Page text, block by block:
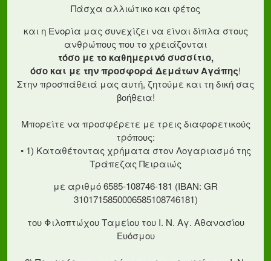
Πάσχα αλλιώτικο και φέτος
και η Ενορία μας συνεχίζει να είναι δίπλα στους
ανθρώπους που το χρειάζονται
τόσο με το καθημερινό συσσίτιο,
όσο και με την προσφορά Δεμάτων Αγάπης!
Στην προσπάθειά μας αυτή, ζητούμε και τη δική σας
βοήθεια!
Μπορείτε να προσφέρετε με τρεις διαφορετικούς
τρόπους:
• 1) Καταθέτοντας χρήματα στον Λογαριασμό της
Τράπεζας Πειραιώς
με αριθμό 6585-108746-181 (ΙΒΑΝ: GR
3101715850006585108746181)
του Φιλοπτώχου Ταμείου του Ι. Ν. Αγ. Αθανασίου
Ευόσμου